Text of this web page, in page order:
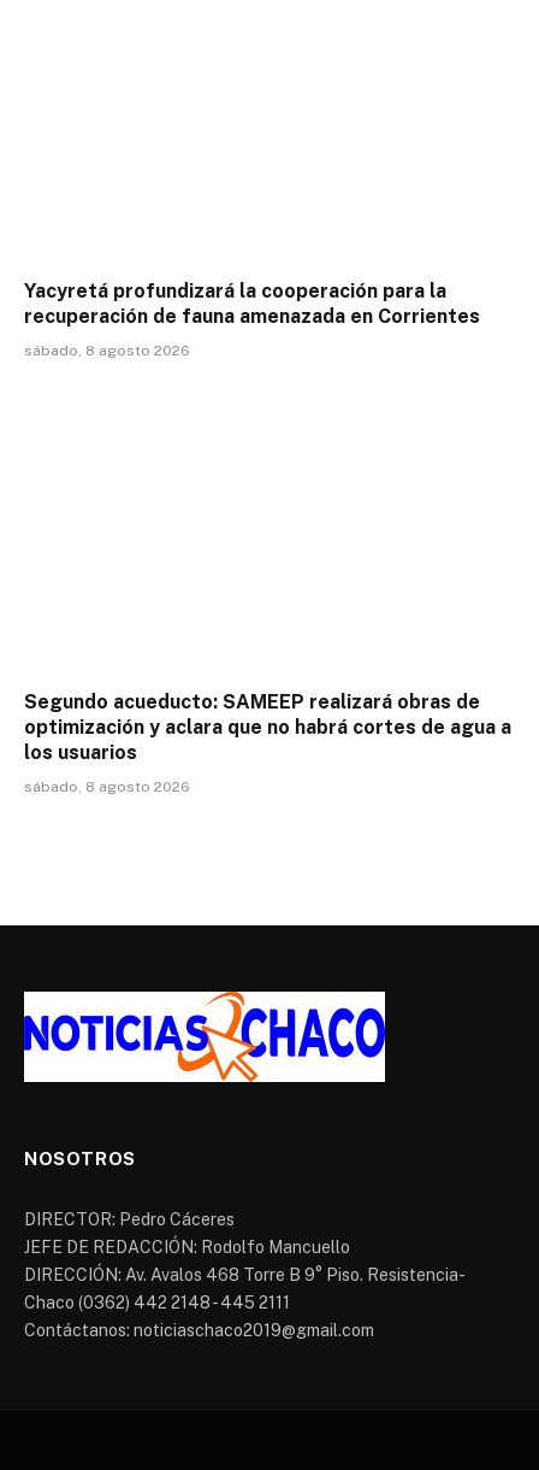
Yacyretá profundizará la cooperación para la
recuperación de fauna amenazada en Corrientes
sábado, 8 agosto 2026
Segundo acueducto: SAMEEP realizará obras de
optimización y aclara que no habrá cortes de agua a
los usuarios
sábado, 8 agosto 2026
NOSOTROS
DIRECTOR: Pedro Cáceres
JEFE DE REDACCIÓN: Rodolfo Mancuello
DIRECCIÓN: Av. Avalos 468 Torre B 9° Piso. Resistencia-
Chaco (0362) 442 2148 - 445 2111
Contáctanos: noticiaschaco2019@gmail.com